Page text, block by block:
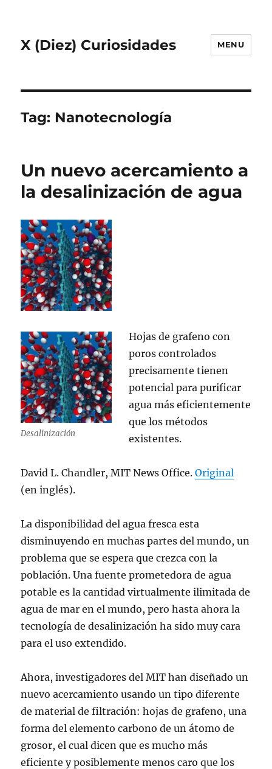
X (Diez) Curiosidades MENU
Tag: Nanotecnología
Un nuevo acercamiento a
la desalinización de agua
Desalinización
Hojas de grafeno con
poros controlados
precisamente tienen
potencial para purificar
agua más eficientemente
que los métodos
existentes.
David L. Chandler, MIT News Office.Original
(en inglés).
La disponibilidad del agua fresca esta
disminuyendo en muchas partes del mundo, un
problema que se espera que crezca con la
población. Una fuente prometedora de agua
potable es la cantidad virtualmente ilimitada de
agua de mar en el mundo, pero hasta ahora la
tecnología de desalinización ha sido muy cara
para el uso extendido.
Ahora, investigadores del MIT han diseñado un
nuevo acercamiento usando un tipo diferente
de material de filtración: hojas de grafeno, una
forma del elemento carbono de un átomo de
grosor, el cual dicen que es mucho más
eficiente y posiblemente menos caro que los